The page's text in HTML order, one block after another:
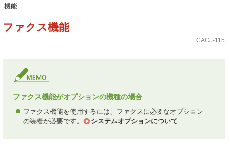
機能
ファクス機能
CACJ-115
ファクス機能がオプションの機種の場合
ファクス機能を使用するには、ファクスに必要なオプション
の装着が必要です。
システムオプションについて